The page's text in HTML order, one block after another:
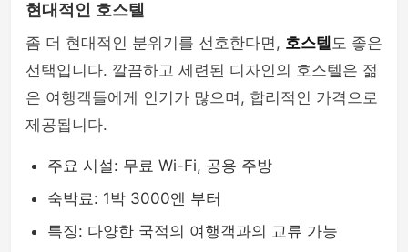
현대적인 호스텔
좀 더 현대적인 분위기를 선호한다면, 호스텔도 좋은
선택입니다. 깔끔하고 세련된 디자인의 호스텔은 젊
은 여행객들에게 인기가 많으며, 합리적인 가격으로
제공됩니다.
주요 시설: 무료 Wi-Fi, 공용 주방
숙박료: 1박 3000엔 부터
특징: 다양한 국적의 여행객과의 교류 가능